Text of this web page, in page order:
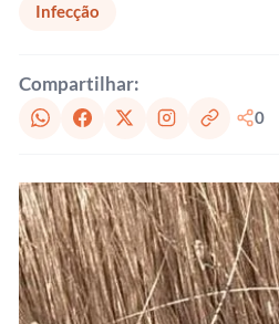
Infecção
Compartilhar:
0